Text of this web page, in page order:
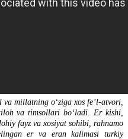
millatning oʻziga xos feʼl-atvori,
va timsollari boʻladi. Er kishi,
fayz va xosiyat sohibi, rahnamo
er va eran kalimasi turkiy